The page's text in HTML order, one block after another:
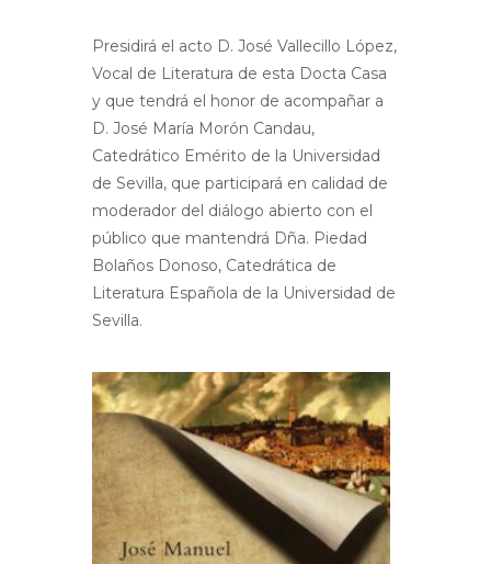
Presidirá el acto D. José Vallecillo López,
Vocal de Literatura de esta Docta Casa
y que tendrá el honor de acompañar a
D. José María Morón Candau,
Catedrático Emérito de la Universidad
de Sevilla, que participará en calidad de
moderador del diálogo abierto con el
público que mantendrá Dña. Piedad
Bolaños Donoso, Catedrática de
Literatura Española de la Universidad de
Sevilla.